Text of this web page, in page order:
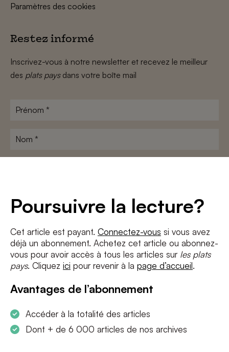
Poursuivre la lecture?
Cet article est payant. Connectez-vous si vous avez
déjà un abonnement. Achetez cet article ou abonnez-
vous pour avoir accès à tous les articles sur les plats
pays. Cliquez ici pour revenir à la page d’accueil.
Avantages de l’abonnement
Accéder à la totalité des articles
Dont + de 6 000 articles de nos archives
Paramètres des cookies
Restez informé
Inscrivez-vous à notre newsletter et recevez le meilleur
des plats paysdans votre boîte mail
Prénom
Nom
J'accepte les termes et conditions etla politique de confidentialité
S'INSCRIRE